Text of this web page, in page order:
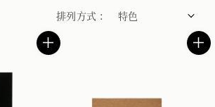
排列方式 :